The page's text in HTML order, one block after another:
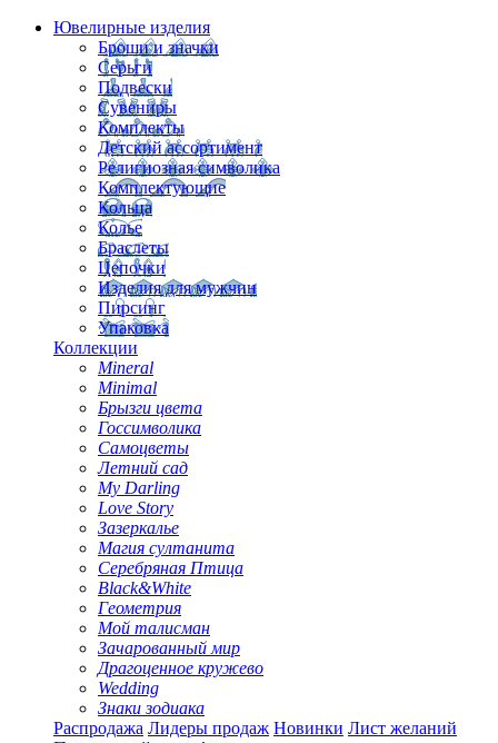
Ювелирные изделия
Броши и значки
Серьги
Подвески
Сувениры
Комплекты
Детский ассортимент
Религиозная символика
Комплектующие
Кольца
Колье
Браслеты
Цепочки
Изделия для мужчин
Пирсинг
Упаковка
Коллекции
Mineral
Minimal
Брызги цвета
Госсимволика
Самоцветы
Летний сад
My Darling
Love Story
Зазеркалье
Магия султанита
Серебряная Птица
Black&White
Геометрия
Мой талисман
Зачарованный мир
Драгоценное кружево
Wedding
Знаки зодиака
Распродажа Лидеры продаж Новинки Лист желаний